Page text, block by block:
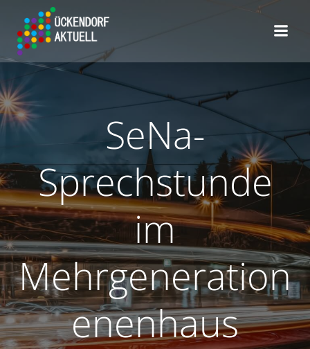
SeNa-
Sprechstunde
im
Mehrgeneration
enenhaus